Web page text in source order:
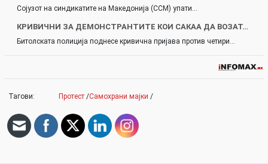
Сојузот на синдикатите на Македонија (ССМ) упати…
КРИВИЧНИ ЗА ДЕМОНСТРАНТИТЕ КОИ САКАА ДА ВОЗАТ…
Битолската полиција поднесе кривична пријава против четири…
Тагови: Протест /Самохрани мајки /